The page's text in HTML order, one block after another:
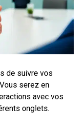
de suivre vos
serez en
avec vos
onglets.